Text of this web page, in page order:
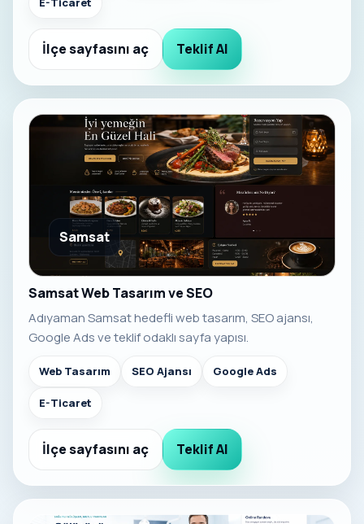
İlçe sayfasını aç Teklif Al
Samsat
Samsat Web Tasarım ve SEO
Adıyaman Samsat hedefli web tasarım, SEO ajansı,
Google Ads ve teklif odaklı sayfa yapısı.
Web Tasarım SEO Ajansı Google Ads
E-Ticaret
İlçe sayfasını aç Teklif Al